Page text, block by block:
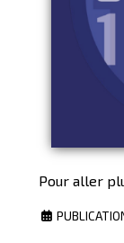
Pour aller